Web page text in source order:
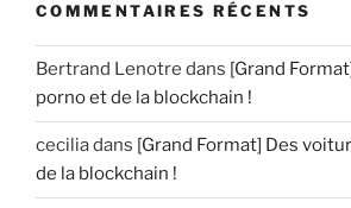
COMMENTAIRES RÉCENTS
Bertrand Lenotre dans [Grand
porno et de la blockchain !
ceciliadans [Grand Format] Des
de la blockchain !